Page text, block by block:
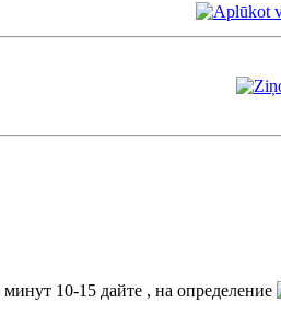
10-15 дайте , на определение